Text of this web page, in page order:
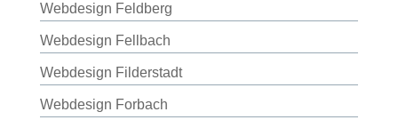
Webdesign Feldberg
Webdesign Fellbach
Webdesign Filderstadt
Webdesign Forbach